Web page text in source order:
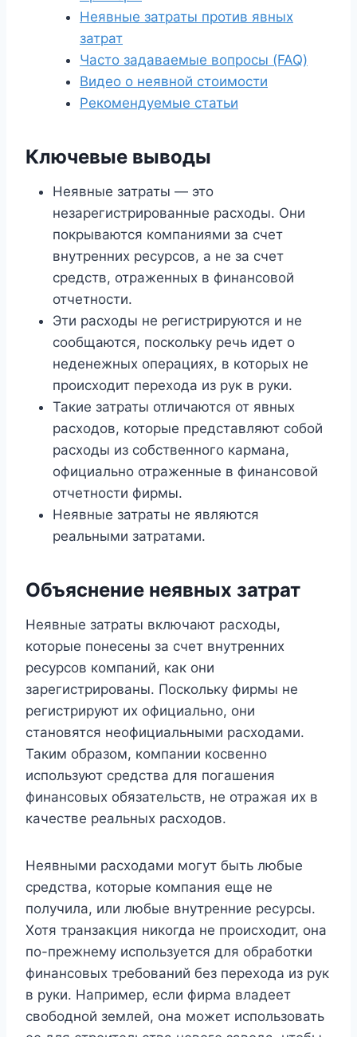
Неявные затраты против явных
затрат
Часто задаваемые вопросы (FAQ)
Видео о неявной стоимости
Рекомендуемые статьи
Ключевые выводы
Неявные затраты — это
незарегистрированные расходы. Они
покрываются компаниями за счет
внутренних ресурсов, а не за счет
средств, отраженных в финансовой
отчетности.
Эти расходы не регистрируются и не
сообщаются, поскольку речь идет о
неденежных операциях, в которых не
происходит перехода из рук в руки.
Такие затраты отличаются от явных
расходов, которые представляют собой
расходы из собственного кармана,
официально отраженные в финансовой
отчетности фирмы.
Неявные затраты не являются
реальными затратами.
Объяснение неявных затрат
Неявные затраты включают расходы,
которые понесены за счет внутренних
ресурсов компаний, как они
зарегистрированы. Поскольку фирмы не
регистрируют их официально, они
становятся неофициальными расходами.
Таким образом, компании косвенно
используют средства для погашения
финансовых обязательств, не отражая их в
качестве реальных расходов.
Неявными расходами могут быть любые
средства, которые компания еще не
получила, или любые внутренние ресурсы.
Хотя транзакция никогда не происходит, она
по-прежнему используется для обработки
финансовых требований без перехода из рук
в руки. Например, если фирма владеет
свободной землей, она может использовать